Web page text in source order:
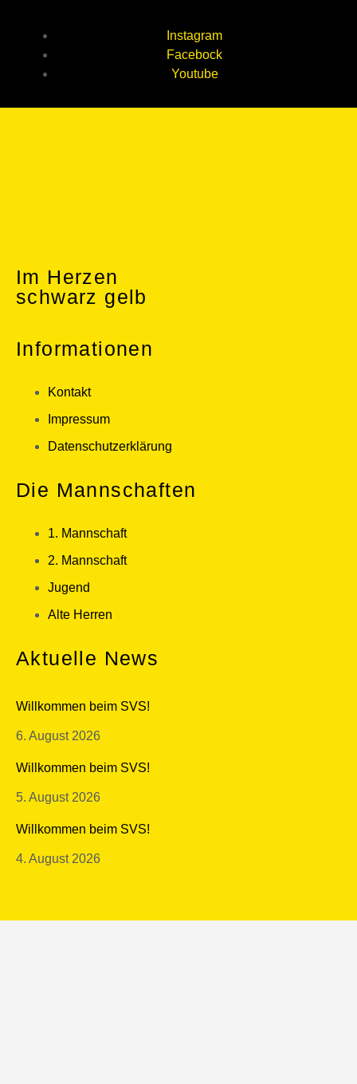
Instagram
Facebock
Youtube
Im Herzen
schwarz gelb
Informationen
Kontakt
Impressum
Datenschutzerklärung
Die Mannschaften
1. Mannschaft
2. Mannschaft
Jugend
Alte Herren
Aktuelle News
Willkommen beim SVS!
6. August 2026
Willkommen beim SVS!
5. August 2026
Willkommen beim SVS!
4. August 2026